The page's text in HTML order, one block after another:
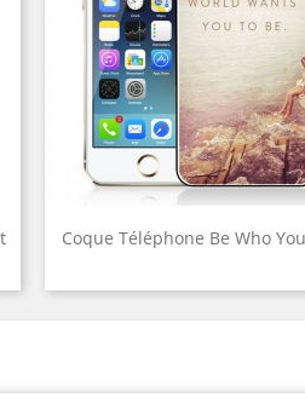
Coque Téléphone Be Who